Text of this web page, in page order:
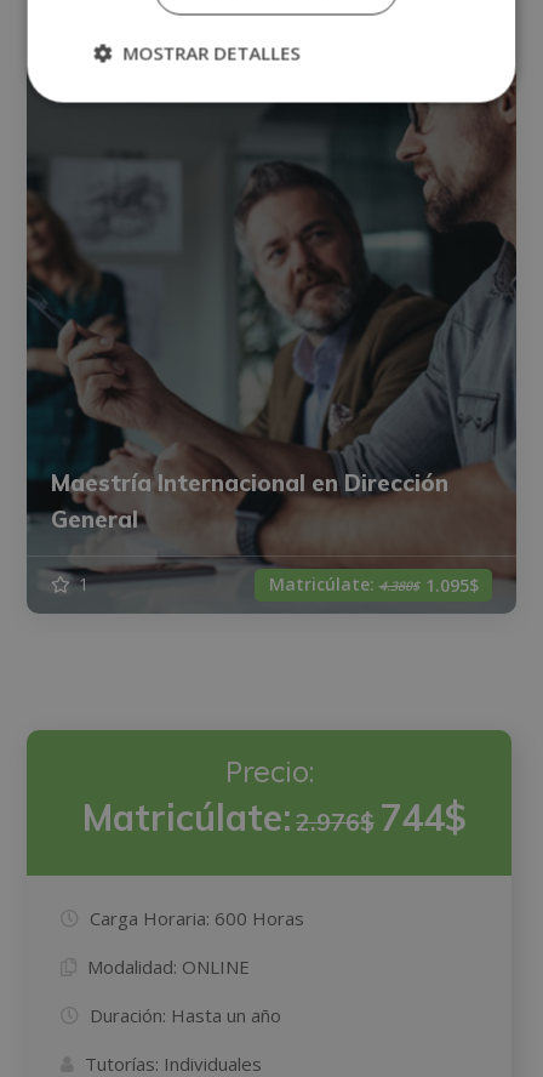
Maestría Internacional en Dirección
General
1 Matricúlate:4.380$ 1.095$
Precio:
Matricúlate:2.976$ 744$
Carga Horaria: 600 Horas
Modalidad: ONLINE
Duración: Hasta un año
Tutorías: Individuales
MOSTRAR DETALLES